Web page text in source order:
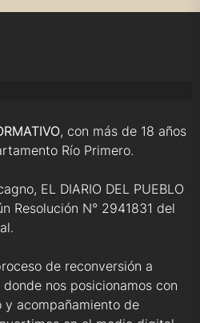
, con más de 18 años
Río Primero.
EL DIARIO DEL PUEBLO
Resolución N° 2941831 del
de reconversión a
nos posicionamos con
acompañamiento de